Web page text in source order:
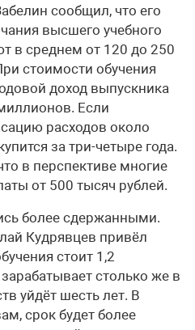
сообщил, что его
высшего учебного
в среднем от 120 до 250
стоимости обучения
доход выпускника
Если
расходов около
за три-четыре года.
в перспективе многие
от 500 тысяч рублей.
более сдержанными.
Кудрявцев привёл
стоит 1,2
столько же в
уйдёт шесть лет. В
срок будет более